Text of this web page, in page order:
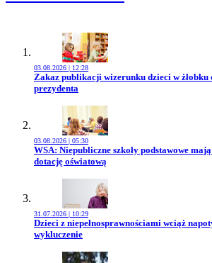
03.08.2026 | 12:28
Przejdź do artykułu:
Zakaz publikacji wizerunku dzieci w żłobku
prezydenta
03.08.2026 | 05:30
Przejdź do artykułu:
WSA: Niepubliczne szkoły podstawowe
dotację oświatową
31.07.2026 | 10:29
Przejdź do artykułu:
Dzieci z niepełnosprawnościami wciąż
wykluczenie